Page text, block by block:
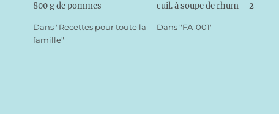
800 g de pommes
beurre Vanille liquideDorure
:-1 jaune d’oeuf-1 cuillère à
Dans "Recettes pour toute la
famille"
cuil. à soupe de rhum - 2
cuil. à café d’amande amère
Dans "FA-001"